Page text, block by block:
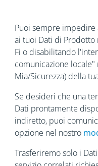
Puoi sempre impedire
ai tuoi Dati di Prodotto
Fi o disabilitando
comunicazione locale"
Mia/Sicurezza) della
Se desideri che una
Dati prontamente
indiretto, puoi
opzione nel nostro
Trasferiremo solo i